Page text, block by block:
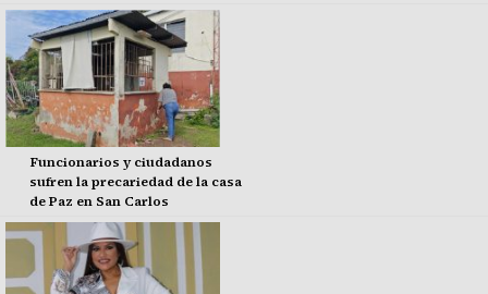
Funcionarios y ciudadanos
sufren la precariedad de la casa
de Paz en San Carlos